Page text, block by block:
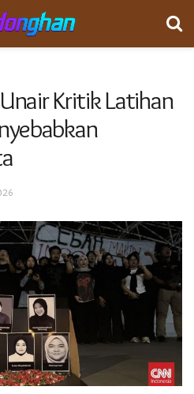
Kritik Latihan